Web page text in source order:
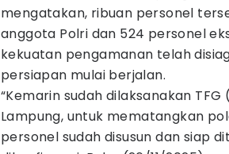
mengatakan, ribuan personel
anggota Polri dan 524 personel
kekuatan pengamanan telah
persiapan mulai berjalan.
“Kemarin sudah dilaksanakan
Lampung, untuk mematangkan
personel sudah disusun dan siap